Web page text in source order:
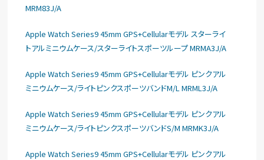
MRM83J/A
Apple Watch Series9 45mm GPS+Cellularモデル スターライ
トアルミニウムケース/スターライトスポーツループ MRMA3J/A
Apple Watch Series9 45mm GPS+Cellularモデル ピンクアル
ミニウムケース/ライトピンクスポーツバンドM/L MRML3J/A
Apple Watch Series9 45mm GPS+Cellularモデル ピンクアル
ミニウムケース/ライトピンクスポーツバンドS/M MRMK3J/A
Apple Watch Series9 45mm GPS+Cellularモデル ピンクアル